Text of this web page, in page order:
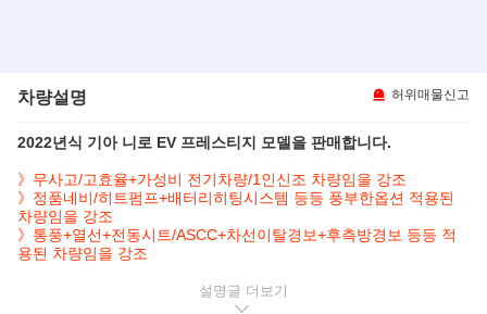
차량설명 허위매물신고
2022년식 기아 니로 EV 프레스티지 모델을 판매합니다.
》무사고/고효율+가성비 전기차량/1인신조 차량임을 강조
》정품네비/히트펌프+배터리히팅시스템 등등 풍부한옵션 적용된
차량임을 강조
》통풍+열선+전동시트/ASCC+차선이탈경보+후측방경보 등등 적
용된 차량임을 강조
설명글